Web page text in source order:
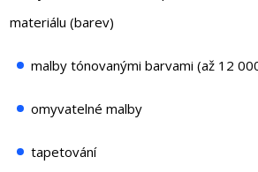
materiálu (barev)
malby tónovanými barvami (až 12
omyvatelné malby
tapetování